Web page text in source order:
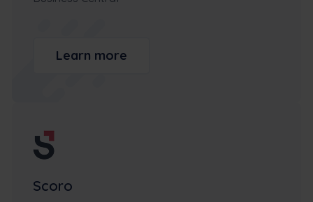
Learn more
Scoro